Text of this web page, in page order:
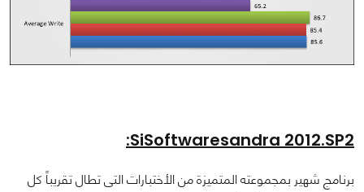
SiSoftwaresandra 2012.SP2:
برنامج شهير بمجموعته المتميزة من الأختبارات التى تطال تقريباً كل